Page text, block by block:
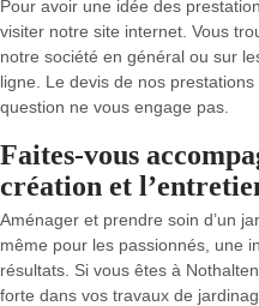
Pour avoir une idée des
visiter notre site internet. Vous
notre société en général ou sur
ligne. Le devis de nos
question ne vous engage pas.
Faites-vous
création et
Aménager et prendre soin d’un
même pour les passionnés, une
résultats. Si vous êtes à
forte dans vos travaux de